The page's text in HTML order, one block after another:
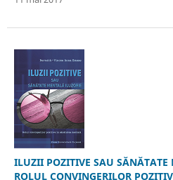
ILUZII POZITIVE SAU SĂNĂTATE
ROLUL CONVINGERILOR